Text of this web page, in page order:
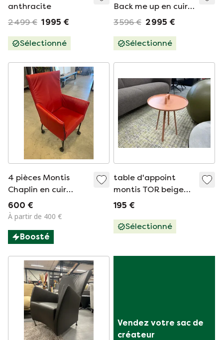
anthracite
2 499 € 1 995 €
Sélectionné
Back me up en cuir
marron
3 596 € 2 995 €
Sélectionné
4 pièces Montis
Chaplin en cuir
rouge
600 €
À partir de 400 €
Boosté
table d'appoint
montis TOR beige
rouge
195 €
Sélectionné
Vendez votre sac de
créateur